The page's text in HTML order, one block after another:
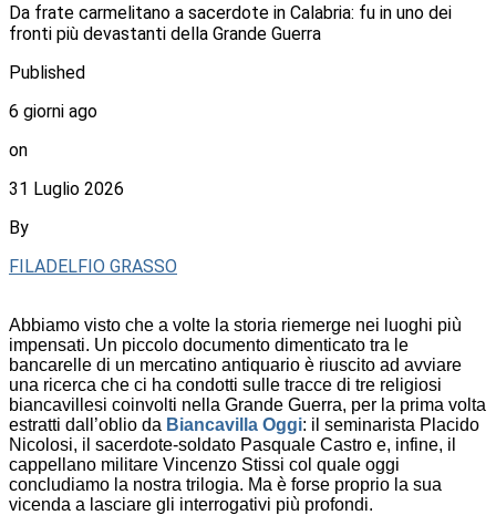
Da frate carmelitano a sacerdote in Calabria: fu in uno dei
fronti più devastanti della Grande Guerra
Published
6 giorni ago
on
31 Luglio 2026
By
FILADELFIO GRASSO
Abbiamo visto che a volte la storia riemerge nei luoghi più
impensati. Un piccolo documento dimenticato tra le
bancarelle di un mercatino antiquario è riuscito ad avviare
una ricerca che ci ha condotti sulle tracce di tre religiosi
biancavillesi coinvolti nella Grande Guerra, per la prima volta
estratti dall’oblio da Biancavilla Oggi: il seminarista Placido
Nicolosi, il sacerdote-soldato Pasquale Castro e, infine, il
cappellano militare Vincenzo Stissi col quale oggi
concludiamo la nostra trilogia. Ma è forse proprio la sua
vicenda a lasciare gli interrogativi più profondi.